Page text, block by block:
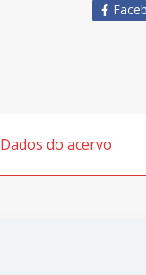
Dados do acervo